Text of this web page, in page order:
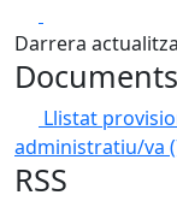
Darrera
Documents
Llistat
administratiu/va
RSS